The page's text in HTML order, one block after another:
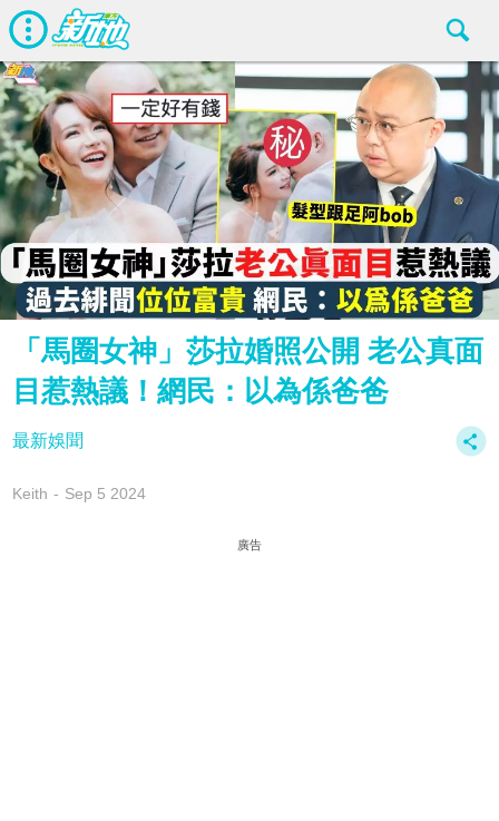
「馬圈女神」莎拉婚照公開 老公真面
目惹熱議！網民：以為係爸爸
最新娛聞
Keith Sep 5 2024
廣告